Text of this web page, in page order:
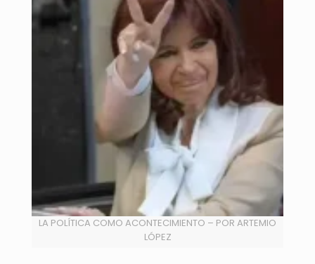
LA POLÍTICA COMO ACONTECIMIENTO – POR ARTEMIO
LÓPEZ